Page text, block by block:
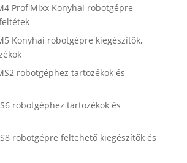
ProfiMixx Konyhai robotgépre
Konyhai robotgépre kiegészítők,
robotgéphez tartozékok és
robotgéphez tartozékok és
robotgépre feltehető kiegészítők és